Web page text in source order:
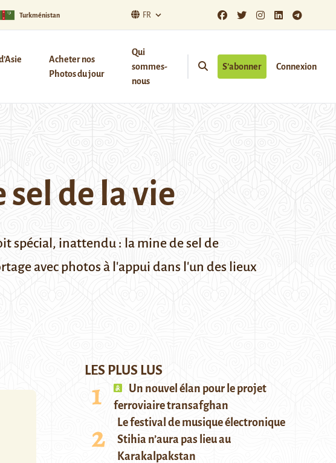
Turkménistan FR
Acheter nos
Photos du jour
Qui
sommes-
nous
S’abonner Connexion
sel de la vie
spécial, inattendu : la mine de sel de
avec photos à l'appui dans l'un des lieux
LES PLUS LUS
Un nouvel élan pour le projet
ferroviaire transafghan
Le festival de musique électronique
Stihia n’aura pas lieu au
Karakalpakstan